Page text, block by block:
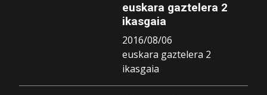
euskara gaztelera 2
ikasgaia
2016/08/06
euskara gaztelera 2
ikasgaia